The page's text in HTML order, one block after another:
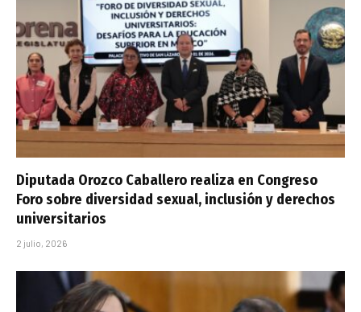
Diputada Orozco Caballero realiza en Congreso
Foro sobre diversidad sexual, inclusión y derechos
universitarios
2 julio, 2026